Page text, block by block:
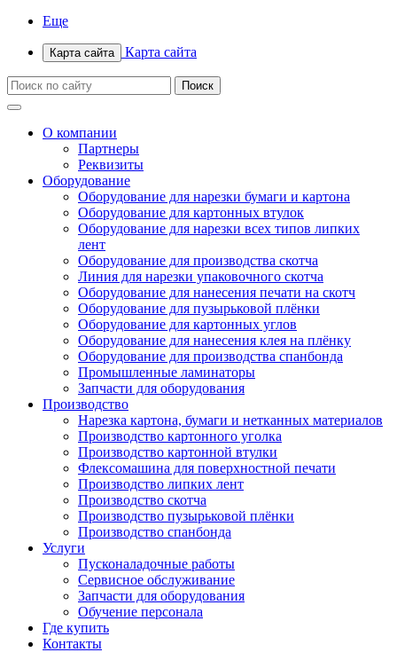
Еще
Карта сайта Карта сайта
О компании
Партнеры
Реквизиты
Оборудование
Оборудование для нарезки бумаги и картона
Оборудование для картонных втулок
Оборудование для нарезки всех типов липких
лент
Оборудование для производства скотча
Линия для нарезки упаковочного скотча
Оборудование для нанесения печати на скотч
Оборудование для пузырьковой плёнки
Оборудование для картонных углов
Оборудование для нанесения клея на плёнку
Оборудование для производства спанбонда
Промышленные ламинаторы
Запчасти для оборудования
Производство
Нарезка картона, бумаги и нетканных материалов
Производство картонного уголка
Производство картонной втулки
Флексомашина для поверхностной печати
Производство липких лент
Производство скотча
Производство пузырьковой плёнки
Производство спанбонда
Услуги
Пусконаладочные работы
Сервисное обслуживание
Запчасти для оборудования
Обучение персонала
Где купить
Контакты